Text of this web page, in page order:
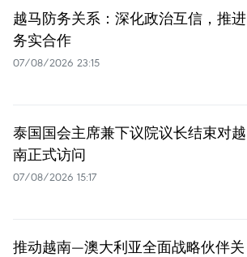
越马防务关系：深化政治互信，推进
务实合作
07/08/2026 23:15
泰国国会主席兼下议院议长结束对越
南正式访问
07/08/2026 15:17
推动越南—澳大利亚全面战略伙伴关